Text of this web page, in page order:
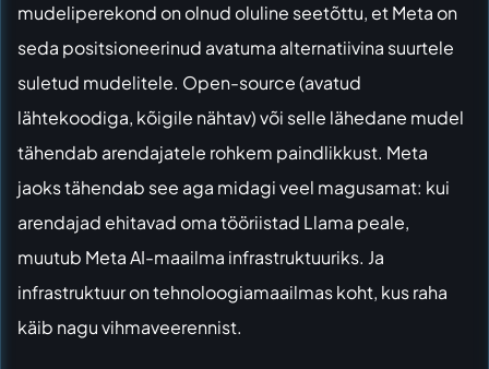
mudeliperekond on olnud oluline seetõttu, et Meta on
seda positsioneerinud avatuma alternatiivina suurtele
suletud mudelitele. Open-source (avatud
lähtekoodiga, kõigile nähtav) või selle lähedane mudel
tähendab arendajatele rohkem paindlikkust. Meta
jaoks tähendab see aga midagi veel magusamat: kui
arendajad ehitavad oma tööriistad Llama peale,
muutub Meta AI-maailma infrastruktuuriks. Ja
infrastruktuur on tehnoloogiamaailmas koht, kus raha
käib nagu vihmaveerennist.